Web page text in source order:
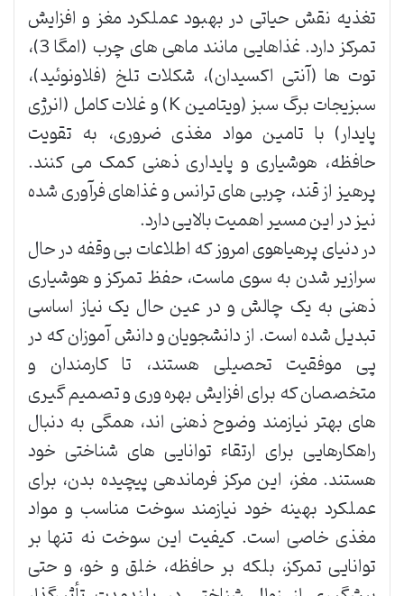
تغذیه نقش حیاتی در بهبود عملکرد مغز و افزایش
تمرکز دارد. غذاهایی مانند ماهی های چرب (امگا 3)،
توت ها (آنتی اکسیدان)، شکلات تلخ (فلاونوئید)،
سبزیجات برگ سبز (ویتامین K) و غلات کامل (انرژی
پایدار) با تامین مواد مغذی ضروری، به تقویت
حافظه، هوشیاری و پایداری ذهنی کمک می کنند.
پرهیز از قند، چربی های ترانس و غذاهای فرآوری شده
نیز در این مسیر اهمیت بالایی دارد.
در دنیای پرهیاهوی امروز که اطلاعات بی وقفه در حال
سرازیر شدن به سوی ماست، حفظ تمرکز و هوشیاری
ذهنی به یک چالش و در عین حال یک نیاز اساسی
تبدیل شده است. از دانشجویان و دانش آموزان که در
پی موفقیت تحصیلی هستند، تا کارمندان و
متخصصان که برای افزایش بهره وری و تصمیم گیری
های بهتر نیازمند وضوح ذهنی اند، همگی به دنبال
راهکارهایی برای ارتقاء توانایی های شناختی خود
هستند. مغز، این مرکز فرماندهی پیچیده بدن، برای
عملکرد بهینه خود نیازمند سوخت مناسب و مواد
مغذی خاصی است. کیفیت این سوخت نه تنها بر
توانایی تمرکز، بلکه بر حافظه، خلق و خو، و حتی